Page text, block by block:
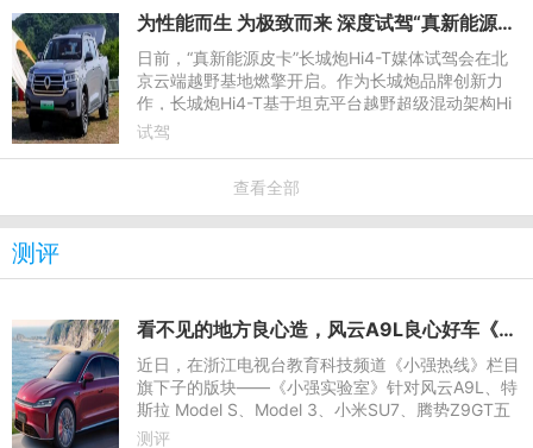
为性能而生 为极致而来 深度试驾“真新能源皮卡”长城炮Hi4-T
日前，“真新能源皮卡”长城炮Hi4-T媒体试驾会在北
京云端越野基地燃擎开启。作为长城炮品牌创新力
作，长城炮Hi4-T基于坦克平台越野超级混动架构Hi
4-T打造，采用领先同级的Coffee OS 3智慧座舱，
试驾
查看全部
测评
看不见的地方良心造，风云A9L良心好车《小强实验室》拆解给你看
近日，在浙江电视台教育科技频道《小强热线》栏目
旗下子的版块——《小强实验室》针对风云A9L、特
斯拉 Model S、Model 3、小米SU7、腾势Z9GT五
款中大型和中型新能源轿车的拆解测评中，风云A9L
测评